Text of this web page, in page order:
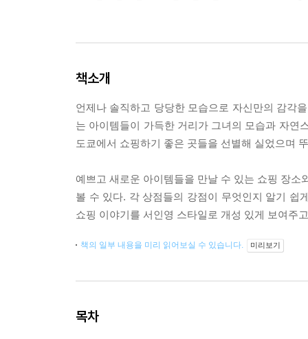
책소개
언제나 솔직하고 당당한 모습으로 자신만의 감각
는 아이템들이 가득한 거리가 그녀의 모습과 자연
도쿄에서 쇼핑하기 좋은 곳들을 선별해 실었으며
예쁘고 새로운 아이템들을 만날 수 있는 쇼핑 장
볼 수 있다. 각 상점들의 강점이 무엇인지 알기 쉽
쇼핑 이야기를 서인영 스타일로 개성 있게 보여주
책의 일부 내용을 미리 읽어보실 수 있습니다. 미리보기
목차